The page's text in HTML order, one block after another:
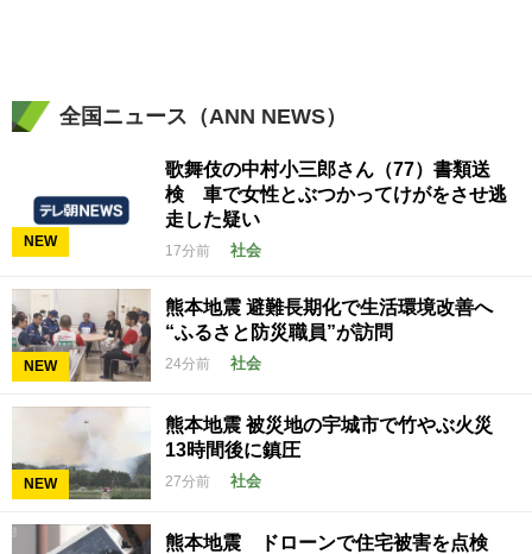
全国ニュース（ANN NEWS）
NEW
歌舞伎の中村小三郎さん（77）書類送
検 車で女性とぶつかってけがをさせ逃
走した疑い
17分前 社会
NEW
熊本地震 避難長期化で生活環境改善へ
“ふるさと防災職員”が訪問
24分前 社会
NEW
熊本地震 被災地の宇城市で竹やぶ火災
13時間後に鎮圧
27分前 社会
熊本地震 ドローンで住宅被害を点検